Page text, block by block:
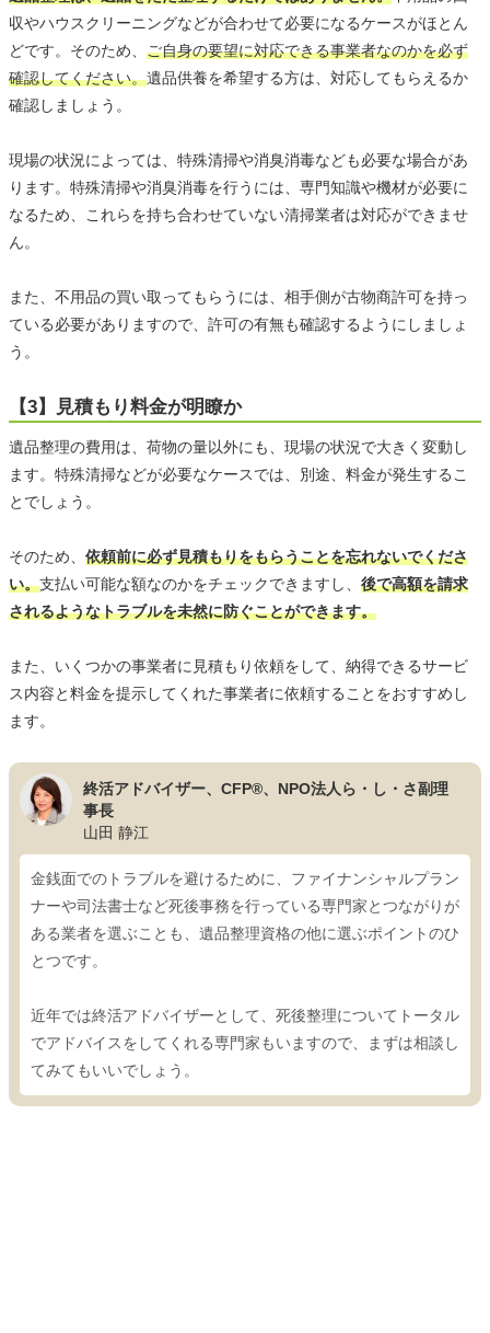
収やハウスクリーニングなどが合わせて必要になるケースがほとん
どです。そのため、 ご自身の要望に対応できる事業者なのかを必ず
確認してください。遺品供養を希望する方は、対応してもらえるか
確認しましょう。
現場の状況によっては、特殊清掃や消臭消毒なども必要な場合があ
ります。特殊清掃や消臭消毒を行うには、専門知識や機材が必要に
なるため、これらを持ち合わせていない清掃業者は対応ができませ
ん。
また、不用品の買い取ってもらうには、相手側が古物商許可を持っ
ている必要がありますので、許可の有無も確認するようにしましょ
う。
【3】見積もり料金が明瞭か
遺品整理の費用は、荷物の量以外にも、現場の状況で大きく変動し
ます。特殊清掃などが必要なケースでは、別途、料金が発生するこ
とでしょう。
そのため、 依頼前に必ず見積もりをもらうことを忘れないでくださ
い。支払い可能な額なのかをチェックできますし、 後で高額を請求
されるようなトラブルを未然に防ぐことができます。
また、いくつかの事業者に見積もり依頼をして、納得できるサービ
ス内容と料金を提示してくれた事業者に依頼することをおすすめし
ます。
終活アドバイザー、CFP®、NPO法人ら・し・さ副理
事長
山田 静江
金銭面でのトラブルを避けるために、ファイナンシャルプラン
ナーや司法書士など死後事務を行っている専門家とつながりが
ある業者を選ぶことも、遺品整理資格の他に選ぶポイントのひ
とつです。
近年では終活アドバイザーとして、死後整理についてトータル
でアドバイスをしてくれる専門家もいますので、まずは相談し
てみてもいいでしょう。